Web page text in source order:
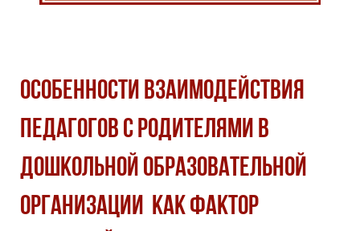
ОСОБЕННОСТИ ВЗАИМОДЕЙСТВИЯ
ПЕДАГОГОВ С РОДИТЕЛЯМИ В
ДОШКОЛЬНОЙ ОБРАЗОВАТЕЛЬНОЙ
ОРГАНИЗАЦИИ КАК ФАКТОР